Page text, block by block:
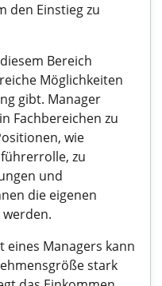
den Einstieg zu
Bereich
Möglichkeiten
gibt. Manager
Fachbereichen zu
wie
zu
und
die eigenen
eines Managers kann
stark